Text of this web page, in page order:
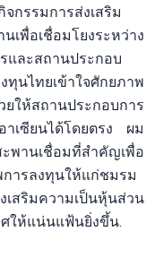
จกรรมการส่งเสริม
พื่อเชื่อมโยงระหว่าง
และสถานประกอบ
นไทยเข้าใจศักยภาพ
ให้สถานประกอบการ
าเซียนได้โดยตรง ผม
พานเชื่อมที่สำคัญเพื่อ
ารลงทุนให้แก่ชมรม
สริมความเป็นหุ้นส่วน
ให้แน่นแฟ้นยิ่งขึ้น.